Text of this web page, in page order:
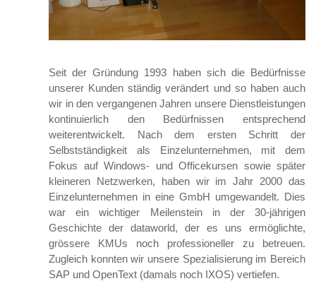
Seit der Gründung 1993 haben sich die Bedürfnisse
unserer Kunden ständig verändert und so haben auch
wir in den vergangenen Jahren unsere Dienstleistungen
kontinuierlich den Bedürfnissen entsprechend
weiterentwickelt. Nach dem ersten Schritt der
Selbstständigkeit als Einzelunternehmen, mit dem
Fokus auf Windows- und Officekursen sowie später
kleineren Netzwerken, haben wir im Jahr 2000 das
Einzelunternehmen in eine GmbH umgewandelt. Dies
war ein wichtiger Meilenstein in der 30-jährigen
Geschichte der dataworld, der es uns ermöglichte,
grössere KMUs noch professioneller zu betreuen.
Zugleich konnten wir unsere Spezialisierung im Bereich
SAP und OpenText (damals noch IXOS) vertiefen.